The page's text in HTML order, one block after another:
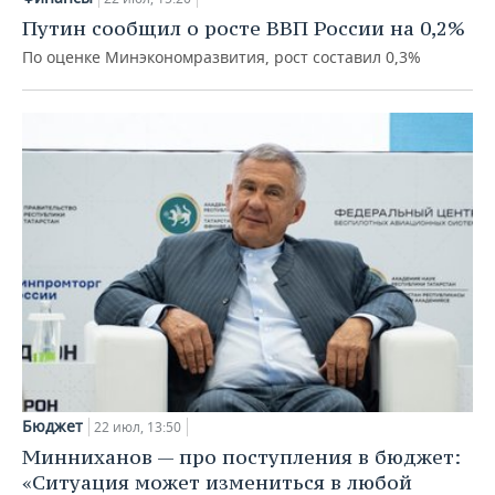
НЕФТЕХИМИЯ
НЕФТЬ
ЭНЕРГЕТИКА
РОЗНИЧНАЯ ТОРГОВЛЯ
ТРАНСПОРТ
УСЛУГИ
НОВОСТИ ТЕХНОЛОГИЙ
IT
МЕДИА
ТЕЛЕКОММУНИКАЦИИ
МЕРОПРИЯТИЯ
НОВОСТИ МЕРОПРИЯТИЙ
ВЫЕЗДНАЯ РЕДАКЦИЯ
БИЗНЕС-БРАНЧИ
ONLINE-КОНФЕРЕНЦИИ
ОТКРЫТАЯ ЛЕКЦИЯ
СПОРТ
НОВОСТИ СПОРТА
БАСКЕТБОЛ
ВОЛЕЙБОЛ
КИБЕРСПОРТ
ФИГУРНОЕ КАТАНИЕ
ОБЩЕСТВО
НОВОСТИ ОБЩЕСТВА
ИНФРАСТРУКТУРА
ИСТОРИЯ
КУЛЬТУРА
МЕДИЦИНА
СПРАВОЧНИК
СПИСОК ПЕРСОН
СПИСОК КОМПАНИЙ
ПОЛНАЯ ВЕРСИЯ
Путин сообщил о росте ВВП России на 0,2%
По оценке Минэкономразвития, рост составил 0,3%
Бюджет 22 июл, 13:50
Минниханов — про поступления в бюджет:
«Ситуация может измениться в любой